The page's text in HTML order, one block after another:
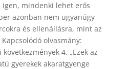
mindenki lehet erős
azonban nem ugyanúgy
és ellenállásra, mint az
olvasmány:
4. „Ezek az
gyerekek akaratgyenge